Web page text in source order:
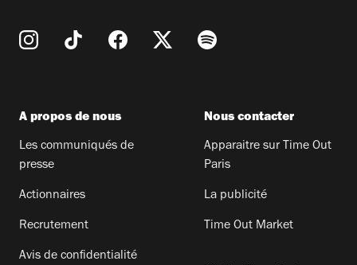
A propos de nous
Les communiqués de
presse
Actionnaires
Recrutement
Avis de confidentialité
Nous contacter
Apparaitre sur Time Out
Paris
La publicité
Time Out Market